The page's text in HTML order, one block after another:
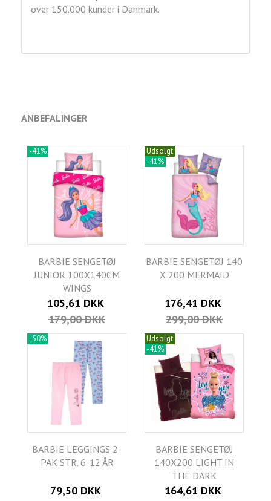
over 150.000 kunder i Danmark.
ANBEFALINGER
-41%
BARBIE SENGETØJ
JUNIOR 100X140CM
WINGS
105,61 DKK
179,00 DKK
Udsolgt
-41%
BARBIE SENGETØJ 140
X 200 MERMAID
176,41 DKK
299,00 DKK
-50%
BARBIE LEGGINGS 2-
PAK STR. 6-12 ÅR
79,50 DKK
Udsolgt
-41%
BARBIE SENGETØJ
140X200 LIGHT IN
THE DARK
164,61 DKK